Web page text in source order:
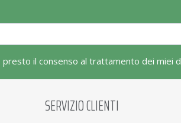
presto il consenso al trattamento dei miei
SERVIZIO CLIENTI